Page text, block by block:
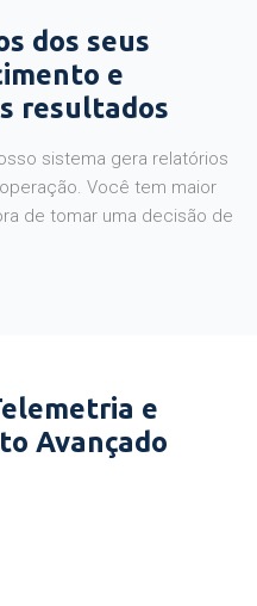
dos seus
e
resultados
sistema gera relatórios
Você tem maior
de tomar uma decisão de
e
Avançado